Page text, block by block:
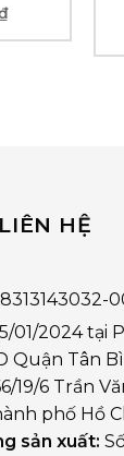
HỆ
8313143032-
01/2024 tại
Quận Tân
19/6 Trần
phố Hồ
sản xuất: